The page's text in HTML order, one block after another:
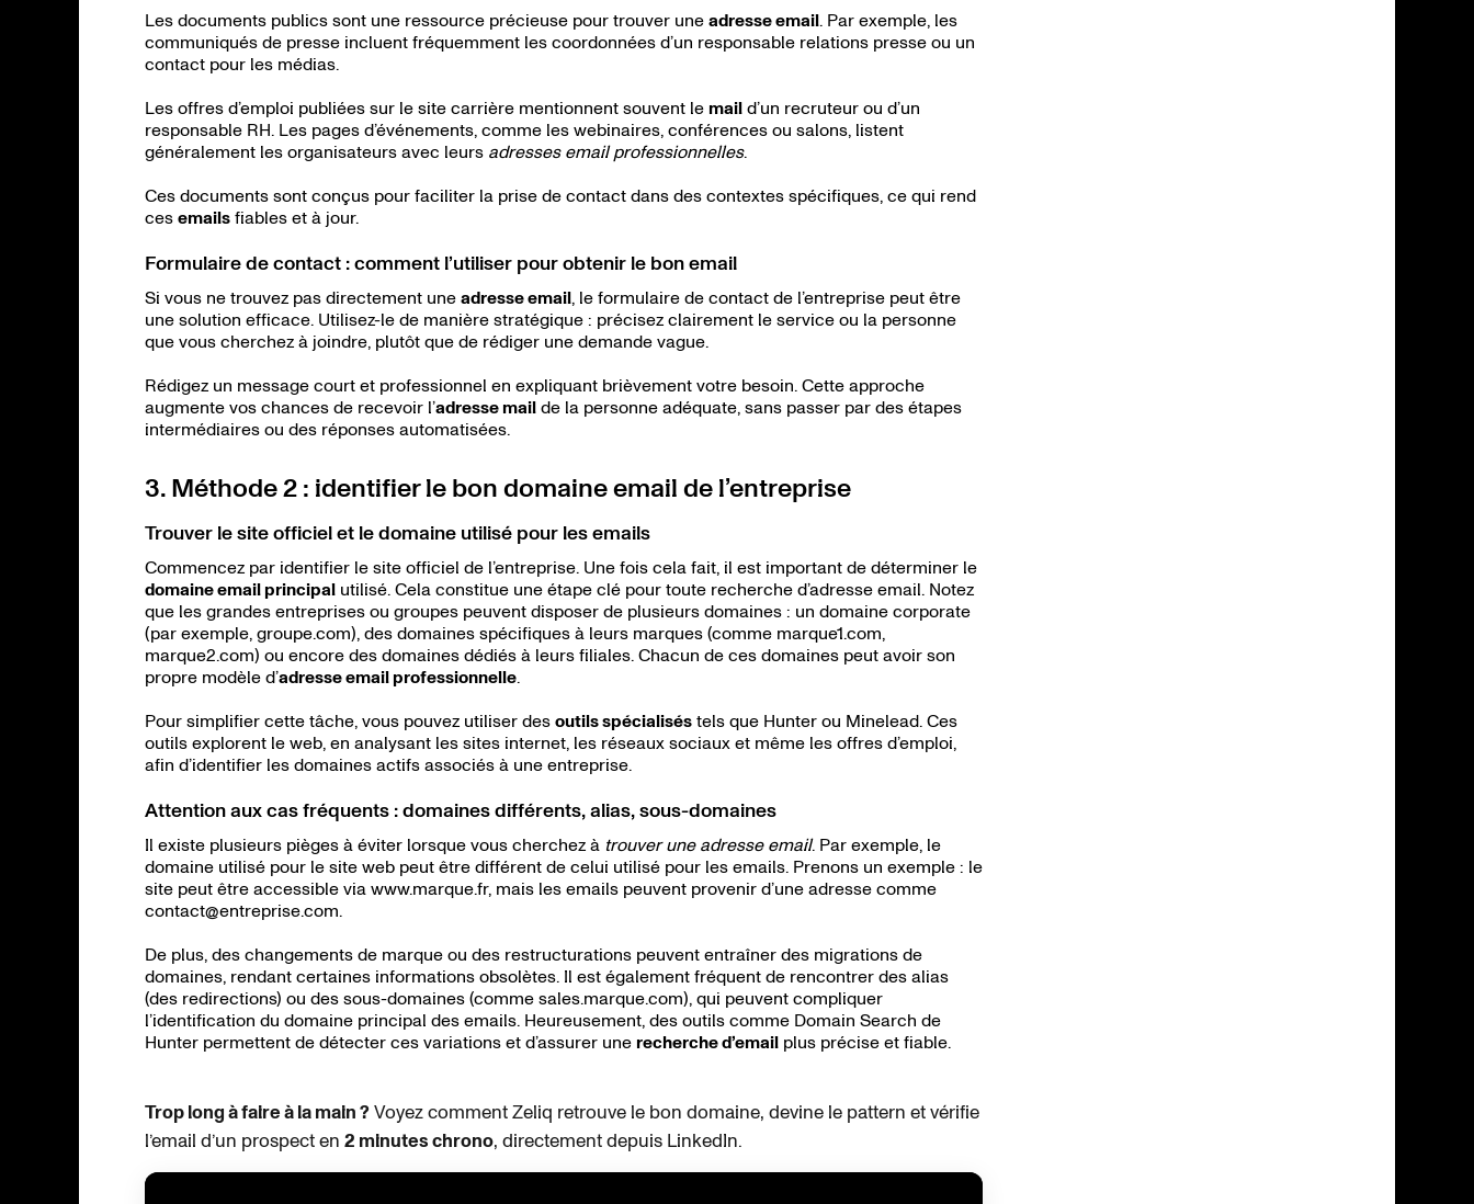
Les documents publics sont une ressource précieuse pour trouver une adresse email. Par exemple, les
communiqués de presse incluent fréquemment les coordonnées d’un responsable relations presse ou un
contact pour les médias.
Les offres d’emploi publiées sur le site carrière mentionnent souvent le mail d’un recruteur ou d’un
responsable RH. Les pages d’événements, comme les webinaires, conférences ou salons, listent
généralement les organisateurs avec leurs adresses email professionnelles.
Ces documents sont conçus pour faciliter la prise de contact dans des contextes spécifiques, ce qui rend
ces emails fiables et à jour.
Formulaire de contact : comment l’utiliser pour obtenir le bon email
Si vous ne trouvez pas directement une adresse email, le formulaire de contact de l’entreprise peut être
une solution efficace. Utilisez-le de manière stratégique : précisez clairement le service ou la personne
que vous cherchez à joindre, plutôt que de rédiger une demande vague.
Rédigez un message court et professionnel en expliquant brièvement votre besoin. Cette approche
augmente vos chances de recevoir l’adresse mail de la personne adéquate, sans passer par des étapes
intermédiaires ou des réponses automatisées.
3. Méthode 2 : identifier le bon domaine email de l’entreprise
Trouver le site officiel et le domaine utilisé pour les emails
Commencez par identifier le site officiel de l’entreprise. Une fois cela fait, il est important de déterminer le
domaine email principal utilisé. Cela constitue une étape clé pour toute recherche d’adresse email. Notez
que les grandes entreprises ou groupes peuvent disposer de plusieurs domaines : un domaine corporate
(par exemple, groupe.com), des domaines spécifiques à leurs marques (comme marque1.com,
marque2.com) ou encore des domaines dédiés à leurs filiales. Chacun de ces domaines peut avoir son
propre modèle d’adresse email professionnelle.
Pour simplifier cette tâche, vous pouvez utiliser des outils spécialisés tels que Hunter ou Minelead. Ces
outils explorent le web, en analysant les sites internet, les réseaux sociaux et même les offres d’emploi,
afin d’identifier les domaines actifs associés à une entreprise.
Attention aux cas fréquents : domaines différents, alias, sous-domaines
Il existe plusieurs pièges à éviter lorsque vous cherchez à trouver une adresse email. Par exemple, le
domaine utilisé pour le site web peut être différent de celui utilisé pour les emails. Prenons un exemple : le
site peut être accessible via www.marque.fr, mais les emails peuvent provenir d’une adresse comme
contact@entreprise.com.
De plus, des changements de marque ou des restructurations peuvent entraîner des migrations de
domaines, rendant certaines informations obsolètes. Il est également fréquent de rencontrer des alias
(des redirections) ou des sous-domaines (comme sales.marque.com), qui peuvent compliquer
l’identification du domaine principal des emails. Heureusement, des outils comme Domain Search de
Hunter permettent de détecter ces variations et d’assurer une recherche d’email plus précise et fiable.
Trop long à faire à la main ? Voyez comment Zeliq retrouve le bon domaine, devine le pattern et vérifie
l’email d’un prospect en 2 minutes chrono, directement depuis LinkedIn.